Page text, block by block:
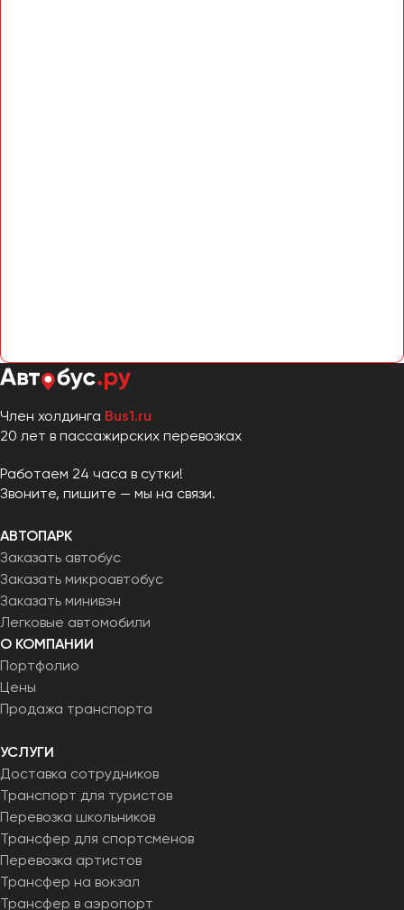
Член холдинга Bus1.ru
20 лет в пассажирских перевозках
Работаем 24 часа в сутки!
Звоните, пишите — мы на связи.
АВТОПАРК
Заказать автобус
Заказать микроавтобус
Заказать минивэн
Легковые автомобили
О КОМПАНИИ
Портфолио
Цены
Продажа транспорта
УСЛУГИ
Доставка сотрудников
Транспорт для туристов
Перевозка школьников
Трансфер для спортсменов
Перевозка артистов
Трансфер на вокзал
Трансфер в аэропорт